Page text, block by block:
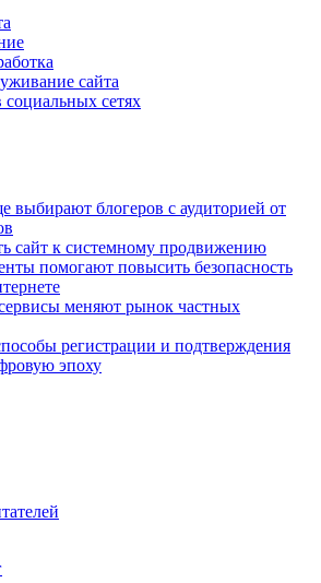
сайта
сетях
выбирают блогеров с аудиторией от
сайт к системному продвижению
помогают повысить безопасность
меняют рынок частных
регистрации и подтверждения
эпоху